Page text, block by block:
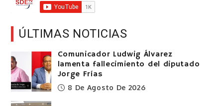
ÚLTIMAS NOTICIAS
Comunicador Ludwig Álvarez
lamenta fallecimiento del diputado
Jorge Frías
8 De Agosto De 2026